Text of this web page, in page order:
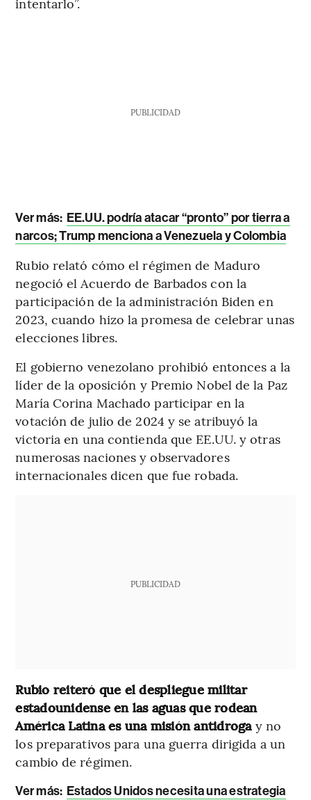
PUBLICIDAD
Ver más: EE.UU. podría atacar “pronto” por tierra a
narcos; Trump menciona a Venezuela y Colombia
Rubio relató cómo el régimen de Maduro
negoció el Acuerdo de Barbados con la
participación de la administración Biden en
2023, cuando hizo la promesa de celebrar unas
elecciones libres.
El gobierno venezolano prohibió entonces a la
líder de la oposición y Premio Nobel de la Paz
María Corina Machado participar en la
votación de julio de 2024 y se atribuyó la
victoria en una contienda que EE.UU. y otras
numerosas naciones y observadores
internacionales dicen que fue robada.
PUBLICIDAD
Rubio reiteró que el despliegue militar
estadounidense en las aguas que rodean
América Latina es una misión antidrogay no
los preparativos para una guerra dirigida a un
cambio de régimen.
Ver más: Estados Unidos necesita una estrategia